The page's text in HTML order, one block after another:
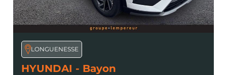
LONGUENESSE
HYUNDAI - Bayon